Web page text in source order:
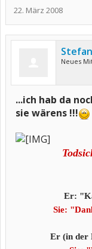
22. März 2008
Neues
...ich hab da
sie wärens !!!
Er:
Sie:
Er (in der